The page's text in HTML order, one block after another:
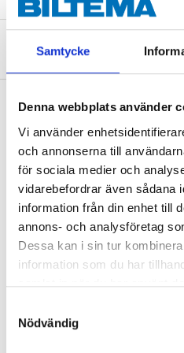
Samtycke
Denna webbplats använder
Vi använder
och annonserna till
för sociala medier och
vidarebefordrar även sådana
information från din enhet till
annons- och analysföretag
Dessa kan i sin tur
information som du har
Nödvändig
Om tillverkaren
Köp
Köp & Hämta i ditt varuhus inom 2
tjänsten och
LÄS MER
Andra